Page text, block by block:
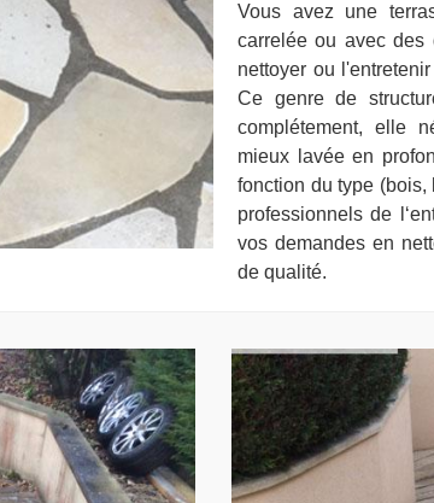
Vous avez une
carrelée ou avec des
nettoyer ou
Ce genre de
complétement, elle
mieux lavée en
fonction du type (bois,
professionnels de
vos demandes en
de qualité.